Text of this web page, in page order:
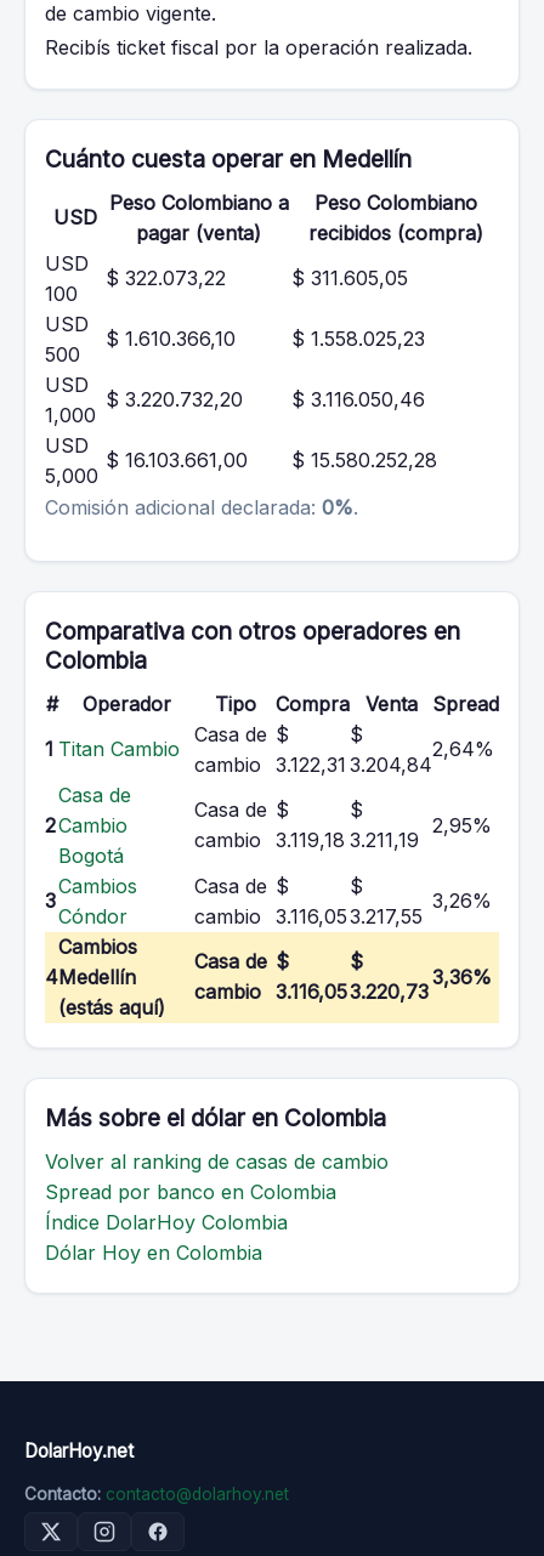
de cambio vigente.
Recibís ticket fiscal por la operación realizada.
Cuánto cuesta operar en Medellín
USD
Peso Colombiano a
pagar (venta)
Peso Colombiano
recibidos (compra)
USD
100
$ 322.073,22
$ 311.605,05
USD
500
$ 1.610.366,10
$ 1.558.025,23
USD
1,000
$ 3.220.732,20
$ 3.116.050,46
USD
5,000
$ 16.103.661,00
$ 15.580.252,28
Comisión adicional declarada: 0%.
Comparativa con otros operadores en
Colombia
# Operador Tipo Compra Venta
Spread
1 Titan Cambio
Casa de
cambio
$
3.122,31
$
3.204,84
2,64%
2
Casa de
Cambio
Bogotá
Casa de
cambio
$
3.119,18
$
3.211,19
2,95%
3
Cambios
Cóndor
Casa de
cambio
$
3.116,05
$
3.217,55
3,26%
4
Cambios
Medellín
(estás aquí)
Casa de
cambio
$
3.116,05
$
3.220,73
3,36%
Más sobre el dólar en Colombia
Volver al ranking de casas de cambio
Spread por banco en Colombia
Índice DolarHoy Colombia
Dólar Hoy en Colombia
DolarHoy.net
Contacto: contacto@dolarhoy.net